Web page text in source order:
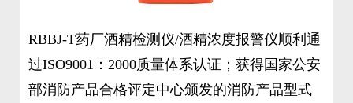
RBBJ-T药厂酒精检测仪/酒精浓度报警仪顺利通
过ISO9001：2000质量体系认证；获得国家公安
部消防产品合格评定中心颁发的消防产品型式